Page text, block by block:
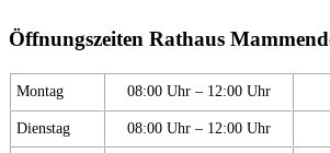
Öffnungszeiten Rathaus
Montag 08:00 Uhr – 12:00 Uhr
Dienstag 08:00 Uhr – 12:00 Uhr